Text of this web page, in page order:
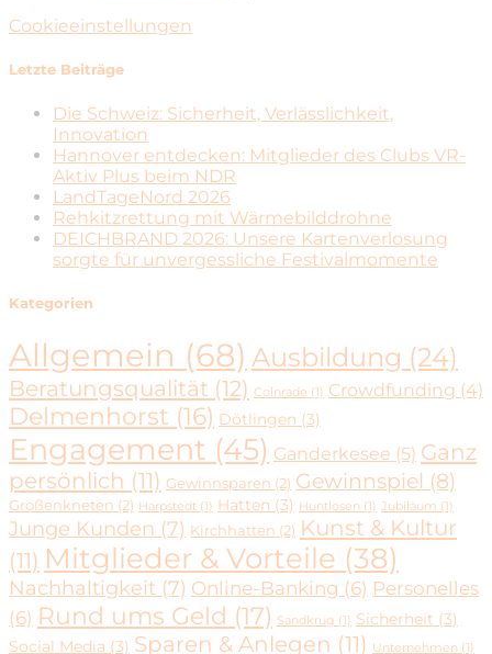
Cookieeinstellungen
Letzte Beiträge
Die Schweiz: Sicherheit, Verlässlichkeit,
Innovation
Hannover entdecken: Mitglieder des Clubs VR-
Aktiv Plus beim NDR
LandTageNord 2026
Rehkitzrettung mit Wärmebilddrohne
DEICHBRAND 2026: Unsere Kartenverlosung
sorgte für unvergessliche Festivalmomente
Kategorien
Allgemein (68) Ausbildung (24)
Beratungsqualität (12) Colnrade (1) Crowdfunding (4)
Delmenhorst (16) Dötlingen (3)
Engagement (45) Ganderkesee (5) Ganz
persönlich (11) Gewinnsparen (2) Gewinnspiel (8)
Großenkneten (2) Harpstedt (1) Hatten (3) Huntlosen (1) Jubiläum (1)
Junge Kunden (7) Kirchhatten (2) Kunst & Kultur
(11) Mitglieder & Vorteile (38)
Nachhaltigkeit (7) Online-Banking (6) Personelles
(6) Rund ums Geld (17) Sandkrug (1) Sicherheit (3)
Social Media (3) Sparen & Anlegen (11) Unternehmen (1)